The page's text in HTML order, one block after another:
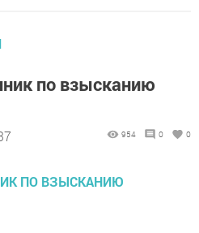
по взысканию
954 0 0